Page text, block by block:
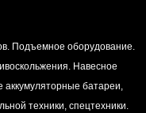
Подъемное оборудование.
Навесное
аккумуляторные батареи,
техники, спецтехники.